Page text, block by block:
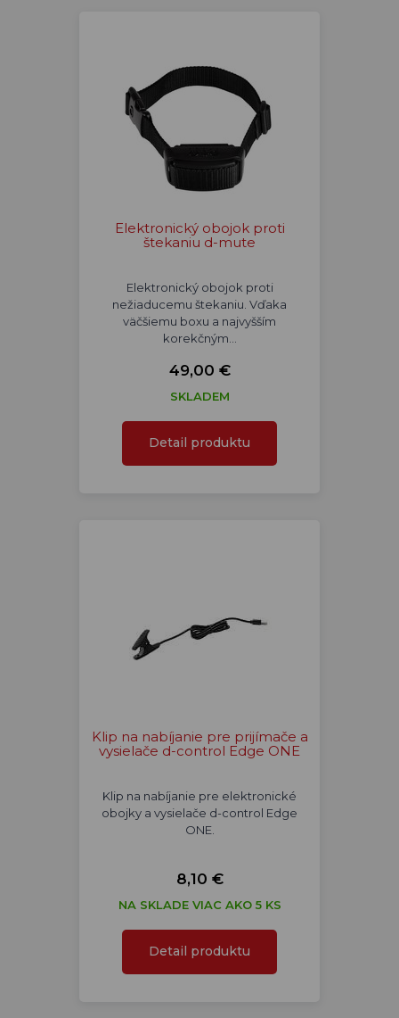
Elektronický obojok proti
štekaniu d-mute
Elektronický obojok proti
nežiaducemu štekaniu. Vďaka
väčšiemu boxu a najvyšším
korekčným…
49,00 €
SKLADEM
Detail produktu
Klip na nabíjanie pre prijímače a
vysielače d-control Edge ONE
Klip na nabíjanie pre elektronické
obojky a vysielače d-control Edge
ONE.
8,10 €
NA SKLADE VIAC AKO 5 KS
Detail produktu